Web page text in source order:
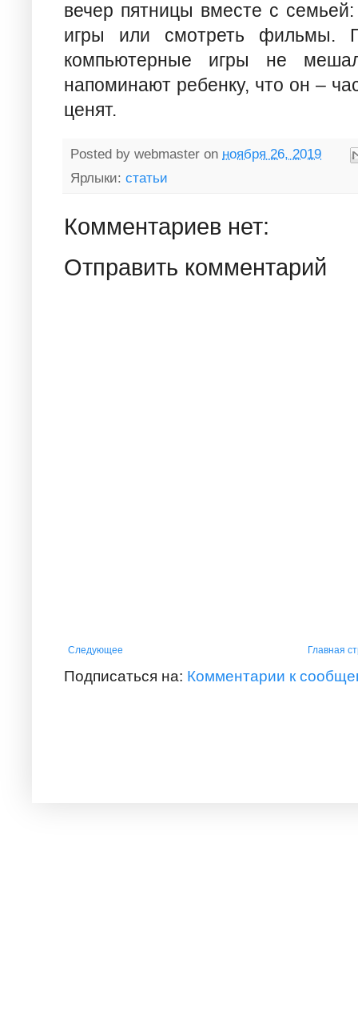
вечер пятницы вместе с
игры или смотреть фильмы.
компьютерные игры не
напоминают ребенку, что он –
ценят.
Posted by webmaster on ноября 26, 2019
Ярлыки: статьи
Комментариев нет:
Отправить комментарий
Следующее Главная
Подписаться на: Комментарии к